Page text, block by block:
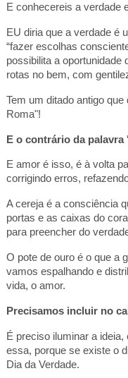
E conhecereis a verdade
EU diria que a verdade é
“fazer escolhas
possibilita a oportunidade
rotas no bem, com
Tem um ditado antigo
Roma"!
E o contrário da palavra
E amor é isso, é à volta
corrigindo erros,
A cereja é a consciência
portas e as caixas do
para preencher do
O pote de ouro é o que a
vamos espalhando e
vida, o amor.
Precisamos incluir no
É preciso iluminar a
essa, porque se existe o
Dia da Verdade.